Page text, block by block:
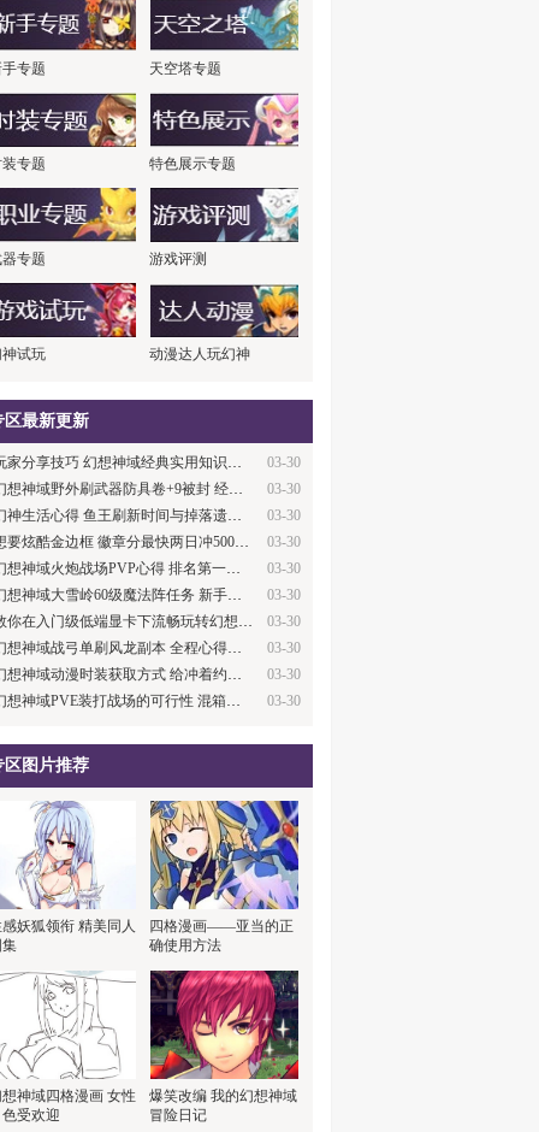
专题 天空塔专题
专题 特色展示专题
专题 游戏评测
试玩 动漫达人玩幻神
区最新更新
03-30
家分享技巧 幻想神域经典实用知识大盘点
03-30
想神域野外刷武器防具卷+9被封 经验与教…
03-30
神生活心得 鱼王刷新时间与掉落遗产及数…
03-30
要炫酷金边框 徽章分最快两日冲500攻略
03-30
想神域火炮战场PVP心得 排名第一经验
03-30
想神域大雪岭60级魔法阵任务 新手绕路技…
03-30
你在入门级低端显卡下流畅玩转幻想神域
03-30
想神域战弓单刷风龙副本 全程心得分享
03-30
想神域动漫时装获取方式 给冲着约会大作…
03-30
想神域PVE装打战场的可行性 混箱子技巧
区图片推荐
妖狐领衔 精美同人
四格漫画——亚当的正
确使用方法
神域四格漫画 女性
受欢迎
爆笑改编 我的幻想神域
冒险日记